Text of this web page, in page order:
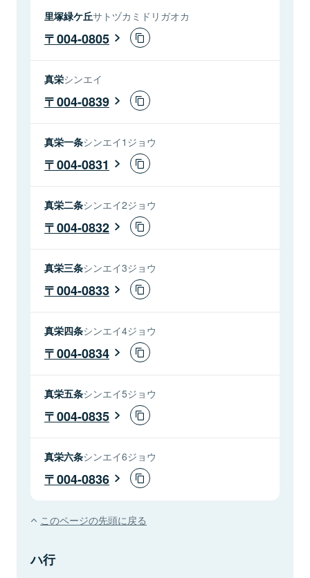
里塚緑ケ丘サトヅカミドリガオカ
004-0805
真栄シンエイ
004-0839
真栄一条シンエイ1ジョウ
004-0831
真栄二条シンエイ2ジョウ
004-0832
真栄三条シンエイ3ジョウ
004-0833
真栄四条シンエイ4ジョウ
004-0834
真栄五条シンエイ5ジョウ
004-0835
真栄六条シンエイ6ジョウ
004-0836
このページの先頭に戻る
ハ行